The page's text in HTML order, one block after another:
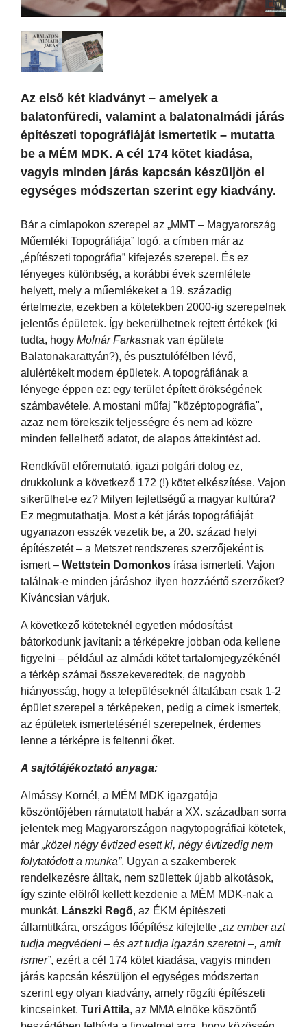
Az első két kiadványt – amelyek a
balatonfüredi, valamint a balatonalmádi járás
építészeti topográfiáját ismertetik – mutatta
be a MÉM MDK. A cél 174 kötet kiadása,
vagyis minden járás kapcsán készüljön el
egységes módszertan szerint egy kiadvány.
Bár a címlapokon szerepel az „MMT – Magyarország
Műemléki Topográfiája” logó, a címben már az
„építészeti topográfia” kifejezés szerepel. És ez
lényeges különbség, a korábbi évek szemlélete
helyett, mely a műemlékeket a 19. századig
értelmezte, ezekben a kötetekben 2000-ig szerepelnek
jelentős épületek. Így bekerülhetnek rejtett értékek (ki
tudta, hogy Molnár Farkasnak van épülete
Balatonakarattyán?), és pusztulófélben lévő,
alulértékelt modern épületek. A topográfiának a
lényege éppen ez: egy terület épített örökségének
számbavétele. A mostani műfaj "középtopográfia",
azaz nem törekszik teljességre és nem ad közre
minden fellelhető adatot, de alapos áttekintést ad.
Rendkívül előremutató, igazi polgári dolog ez,
drukkolunk a következő 172 (!) kötet elkészítése. Vajon
sikerülhet-e ez? Milyen fejlettségű a magyar kultúra?
Ez megmutathatja. Most a két járás topográfiáját
ugyanazon esszék vezetik be, a 20. század helyi
építészetét – a Metszet rendszeres szerzőjeként is
ismert – Wettstein Domonkos írása ismerteti. Vajon
találnak-e minden járáshoz ilyen hozzáértő szerzőket?
Kíváncsian várjuk.
A következő köteteknél egyetlen módosítást
bátorkodunk javítani: a térképekre jobban oda kellene
figyelni – például az almádi kötet tartalomjegyzékénél
a térkép számai összekeveredtek, de nagyobb
hiányosság, hogy a településeknél általában csak 1-2
épület szerepel a térképeken, pedig a címek ismertek,
az épületek ismertetésénél szerepelnek, érdemes
lenne a térképre is feltenni őket.
A sajtótájékoztató anyaga:
Almássy Kornél, a MÉM MDK igazgatója
köszöntőjében rámutatott habár a XX. században sorra
jelentek meg Magyarországon nagytopográfiai kötetek,
már „közel négy évtized esett ki, négy évtizedig nem
folytatódott a munka”. Ugyan a szakemberek
rendelkezésre álltak, nem születtek újabb alkotások,
így szinte elölről kellett kezdenie a MÉM MDK-nak a
munkát. Lánszki Regő, az ÉKM építészeti
államtitkára, országos főépítész kifejtette „az ember azt
tudja megvédeni – és azt tudja igazán szeretni –, amit
ismer”, ezért a cél 174 kötet kiadása, vagyis minden
járás kapcsán készüljön el egységes módszertan
szerint egy olyan kiadvány, amely rögzíti építészeti
kincseinket. Turi Attila, az MMA elnöke köszöntő